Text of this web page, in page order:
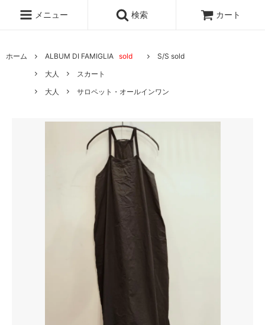
メニュー 検索 カート
ホーム ALBUM DI FAMIGLIA sold
S/S sold
大人
スカート
大人
サロペット・オールインワン